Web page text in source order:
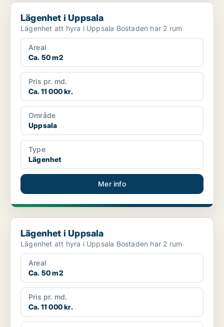
Lägenhet i Uppsala
Lägenhet i Uppsala
Lägenhet att hyra i Uppsala Bostaden har 2 rum
Areal
Ca. 50 m2
Pris pr. md.
Ca. 11 000 kr.
Område
Uppsala
Type
Lägenhet
Mer info
Lägenhet i Uppsala
Lägenhet i Uppsala
Lägenhet att hyra i Uppsala Bostaden har 2 rum
Areal
Ca. 50 m2
Pris pr. md.
Ca. 11 000 kr.